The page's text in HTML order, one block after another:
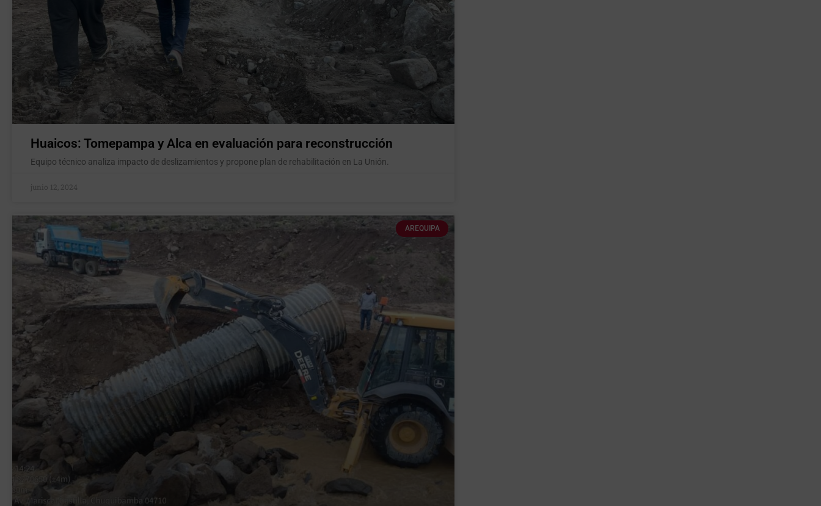
Huaicos: Tomepampa y Alca en evaluación para reconstrucción
Equipo técnico analiza impacto de deslizamientos y propone plan de rehabilitación en La Unión.
junio 12, 2024
AREQUIPA